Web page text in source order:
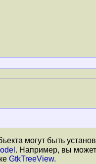
могут быть
. Например, вы
GtkTreeView.